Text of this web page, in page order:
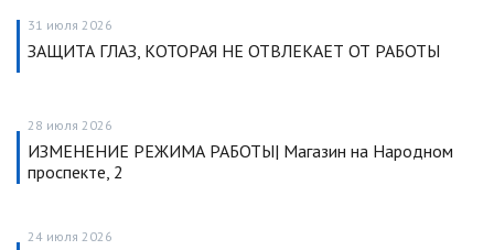
31 июля 2026
ЗАЩИТА ГЛАЗ, КОТОРАЯ НЕ ОТВЛЕКАЕТ ОТ РАБОТЫ
28 июля 2026
ИЗМЕНЕНИЕ РЕЖИМА РАБОТЫ| Магазин на Народном
проспекте, 2
24 июля 2026